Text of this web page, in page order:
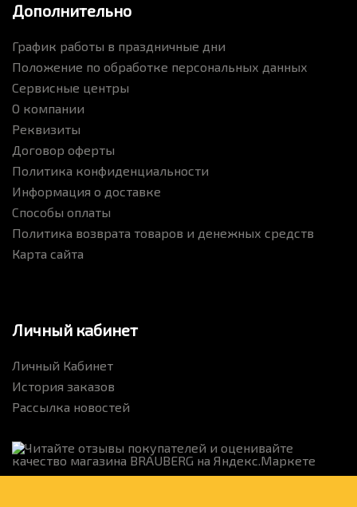
Дополнительно
График работы в праздничные дни
Положение по обработке персональных данных
Сервисные центры
О компании
Реквизиты
Договор оферты
Политика конфиденциальности
Информация о доставке
Способы оплаты
Политика возврата товаров и денежных средств
Карта сайта
Личный кабинет
Личный Кабинет
История заказов
Рассылка новостей